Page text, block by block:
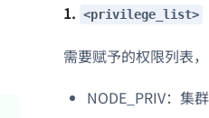
1. <privilege_list>
需要赋予的权限列表
NODE_PRIV：集